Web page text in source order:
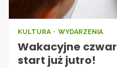
KULTURA WYDARZENIA
Wakacyjne
start już jutro!